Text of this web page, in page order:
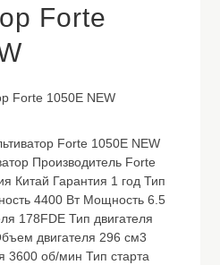
Forte
Forte 1050E NEW
Производитель Forte
Китай Гарантия 1 год Тип
4400 Вт Мощность 6.5
178FDE Тип двигателя
двигателя 296 см3
3600 об/мин Тип старта